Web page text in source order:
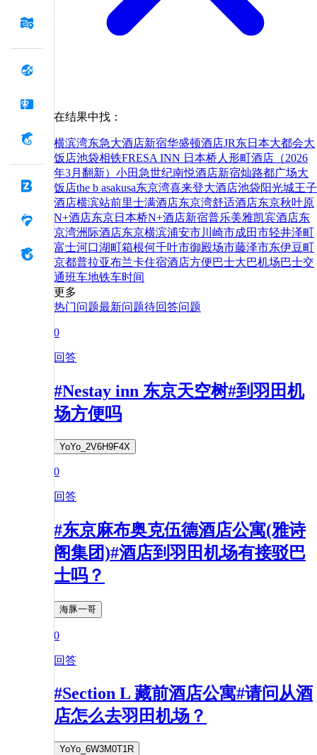
在结果中找：
横滨湾东急大酒店新宿华盛顿酒店JR东日本大都会大
饭店池袋相铁FRESA INN 日本桥人形町酒店（2026
年3月翻新） 小田急世纪南悦酒店新宿灿路都广场大
饭店the b asakusa东京湾喜来登大酒店池袋阳光城王子
酒店横滨站前里士满酒店东京湾舒适酒店东京秋叶原
N+酒店东京日本桥N+酒店新宿普乐美雅凯宾酒店东
京湾洲际酒店东京横滨浦安市川崎市成田市轻井泽町
富士河口湖町箱根何千叶市御殿场市藤泽市东伊豆町
京都普拉亚布兰卡住宿酒店方便巴士大巴机场巴士交
通班车地铁车时间
更多
热门问题最新问题待回答问题
0
回答
#Nestay inn 东京天空树#到羽田机
场方便吗
YoYo_2V6H9F4X
0
回答
#东京麻布奥克伍德酒店公寓(雅诗
阁集团)#酒店到羽田机场有接驳巴
士吗？
海豚一哥
0
回答
#Section L 藏前酒店公寓#请问从酒
店怎么去羽田机场？
YoYo_6W3M0T1R